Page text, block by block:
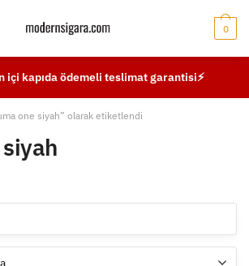
0
içi kapıda ödemeli teslimat garantisi⚡
one siyah” olarak etiketlendi